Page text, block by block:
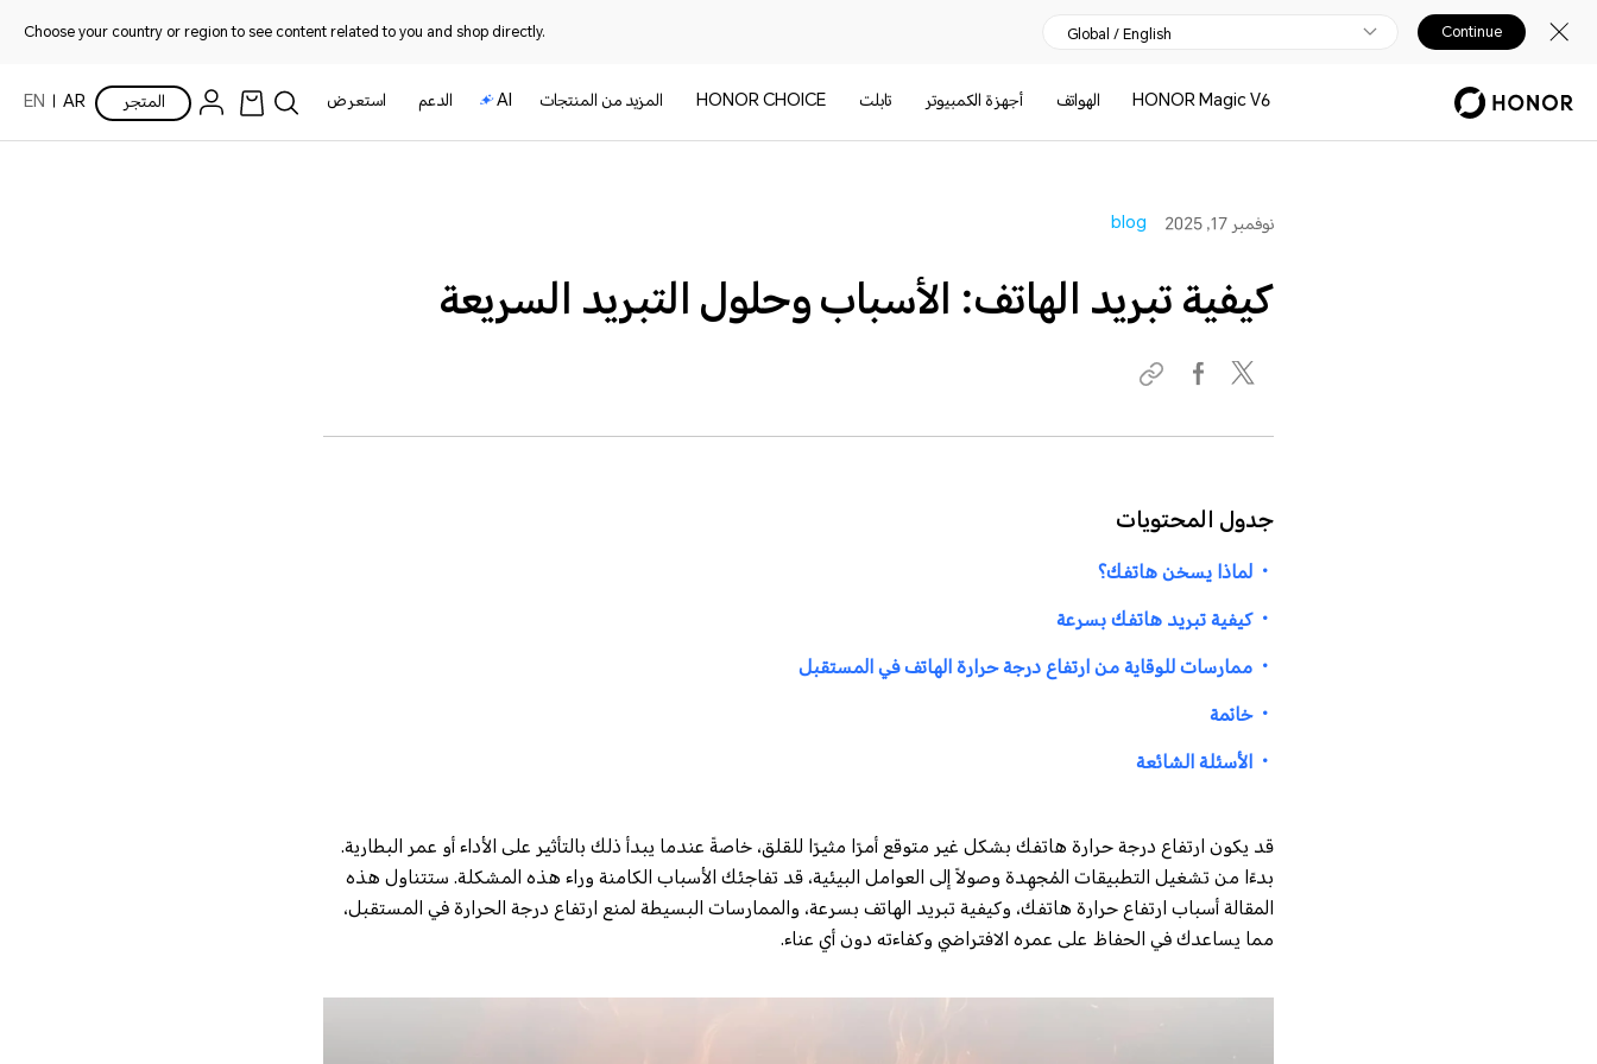
Choose your country or region to see content related to you and shop directly. Global / English Continue
HONOR Magic V6 الهواتف أجهزة الكمبيوتر تابلت HONOR CHOICE المزيد من المنتجات AI الدعم استعرض المتجر AR
EN
نوفمبر 17, 2025 blog
كيفية تبريد الهاتف: الأسباب وحلول التبريد السريعة
جدول المحتويات
・ لماذا يسخن هاتفك؟
・ كيفية تبريد هاتفك بسرعة
・ ممارسات للوقاية من ارتفاع درجة حرارة الهاتف في المستقبل
・ خاتمة
・ الأسئلة الشائعة
قد يكون ارتفاع درجة حرارة هاتفك بشكل غير متوقع أمرًا مثيرًا للقلق، خاصةً عندما يبدأ ذلك بالتأثير على الأداء أو عمر البطارية.
بدءًا من تشغيل التطبيقات المُجهِدة وصولاً إلى العوامل البيئية، قد تفاجئك الأسباب الكامنة وراء هذه المشكلة. ستتناول هذه
المقالة أسباب ارتفاع حرارة هاتفك، وكيفية تبريد الهاتف بسرعة، والممارسات البسيطة لمنع ارتفاع درجة الحرارة في المستقبل،
مما يساعدك في الحفاظ على عمره الافتراضي وكفاءته دون أي عناء.